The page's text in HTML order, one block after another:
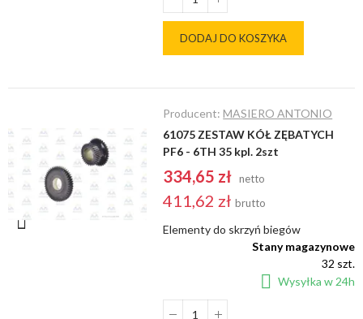
DODAJ DO KOSZYKA
Producent:MASIERO ANTONIO
61075 ZESTAW KÓŁ ZĘBATYCH
PF6 - 6TH 35 kpl. 2szt
334,65 zł netto
411,62 zł brutto
Elementy do skrzyń biegów
Stany magazynowe
32 szt.
Wysyłka w 24h